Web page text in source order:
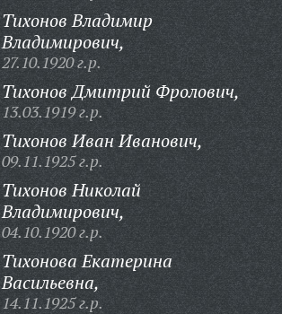
Тихонов Владимир
Владимирович,
27.10.1920 г.р.
Тихонов Дмитрий Фролович,
13.03.1919 г.р.
Тихонов Иван Иванович,
09.11.1925 г.р.
Тихонов Николай
Владимирович,
04.10.1920 г.р.
Тихонова Екатерина
Васильевна,
14.11.1925 г.р.